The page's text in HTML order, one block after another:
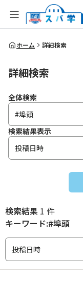
全体検索
ホーム 詳細検索
詳細検索
全体検索
検索結果表示
投稿日時
検索結果 1 件
キーワード:#埠頭
投稿日時